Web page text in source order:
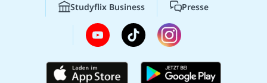
Studyflix Business Presse